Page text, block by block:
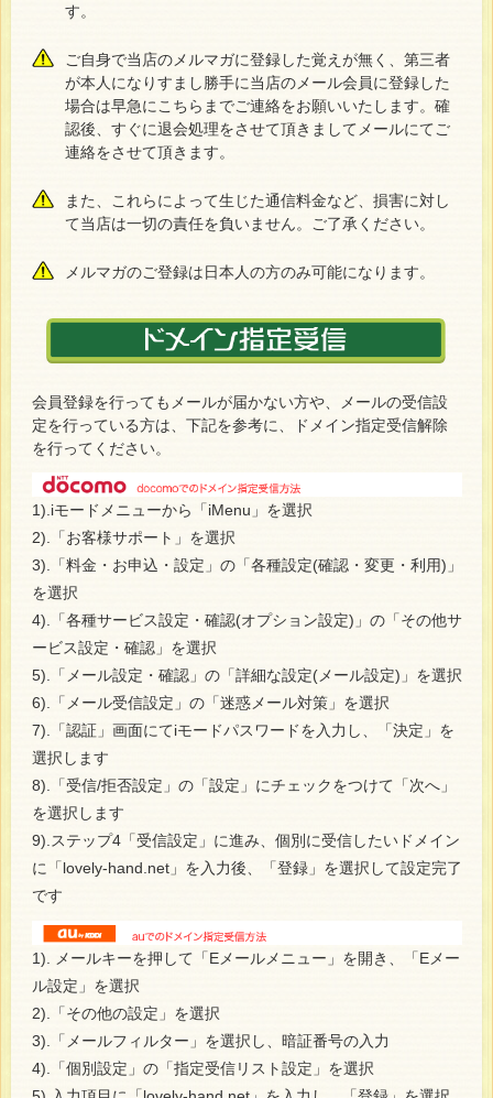
す。
ご自身で当店のメルマガに登録した覚えが無く、第三者
が本人になりすまし勝手に当店のメール会員に登録した
場合は早急にこちらまでご連絡をお願いいたします。確
認後、すぐに退会処理をさせて頂きましてメールにてご
連絡をさせて頂きます。
また、これらによって生じた通信料金など、損害に対し
て当店は一切の責任を負いません。ご了承ください。
メルマガのご登録は日本人の方のみ可能になります。
会員登録を行ってもメールが届かない方や、メールの受信設
定を行っている方は、下記を参考に、ドメイン指定受信解除
を行ってください。
1).iモードメニューから「iMenu」を選択
2).「お客様サポート」を選択
3).「料金・お申込・設定」の「各種設定(確認・変更・利用)」
を選択
4).「各種サービス設定・確認(オプション設定)」の「その他サ
ービス設定・確認」を選択
5).「メール設定・確認」の「詳細な設定(メール設定)」を選択
6).「メール受信設定」の「迷惑メール対策」を選択
7).「認証」画面にてiモードパスワードを入力し、「決定」を
選択します
8).「受信/拒否設定」の「設定」にチェックをつけて「次へ」
を選択します
9).ステップ4「受信設定」に進み、個別に受信したいドメイン
に「lovely-hand.net」を入力後、「登録」を選択して設定完了
です
1). メールキーを押して「Eメールメニュー」を開き、「Eメー
ル設定」を選択
2).「その他の設定」を選択
3).「メールフィルター」を選択し、暗証番号の入力
4).「個別設定」の「指定受信リスト設定」を選択